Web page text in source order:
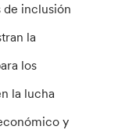
de inclusión
la
los
la lucha
y